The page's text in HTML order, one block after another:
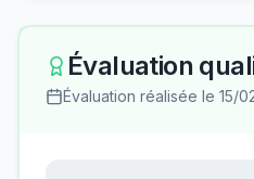
Évaluation
Évaluation réalisée le 15/